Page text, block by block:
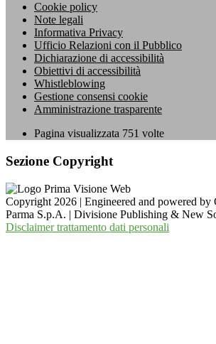
Cookie policy
Note legali
Informativa Privacy
Ufficio Relazioni con il Pubblico
Dichiarazione di accessibilità
Obiettivi di accessibilità
Whistleblowing
Gestione consensi cookie
Amministrazione trasparente
Pagina visualizzata 751 volte
Sezione Copyright
Copyright 2026 | Engineered and powered by
Parma S.p.A. | Divisione Publishing & New
Disclaimer trattamento dati personali